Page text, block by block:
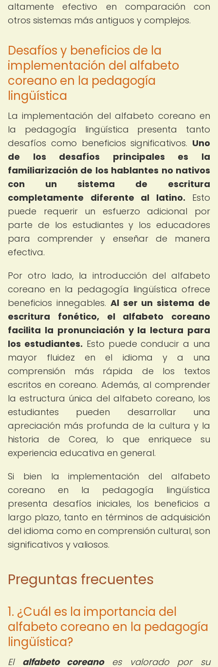
altamente efectivo en comparación con
otros sistemas más antiguos y complejos.
Desafíos y beneficios de la
implementación del alfabeto
coreano en la pedagogía
lingüística
La implementación del alfabeto coreano en
la pedagogía lingüística presenta tanto
desafíos como beneficios significativos. Uno
de los desafíos principales es la
familiarización de los hablantes no nativos
con un sistema de escritura
completamente diferente al latino. Esto
puede requerir un esfuerzo adicional por
parte de los estudiantes y los educadores
para comprender y enseñar de manera
efectiva.
Por otro lado, la introducción del alfabeto
coreano en la pedagogía lingüística ofrece
beneficios innegables. Al ser un sistema de
escritura fonético, el alfabeto coreano
facilita la pronunciación y la lectura para
los estudiantes. Esto puede conducir a una
mayor fluidez en el idioma y a una
comprensión más rápida de los textos
escritos en coreano. Además, al comprender
la estructura única del alfabeto coreano, los
estudiantes pueden desarrollar una
apreciación más profunda de la cultura y la
historia de Corea, lo que enriquece su
experiencia educativa en general.
Si bien la implementación del alfabeto
coreano en la pedagogía lingüística
presenta desafíos iniciales, los beneficios a
largo plazo, tanto en términos de adquisición
del idioma como en comprensión cultural, son
significativos y valiosos.
Preguntas frecuentes
1. ¿Cuál es la importancia del
alfabeto coreano en la pedagogía
lingüística?
El alfabeto coreanoes valorado por su